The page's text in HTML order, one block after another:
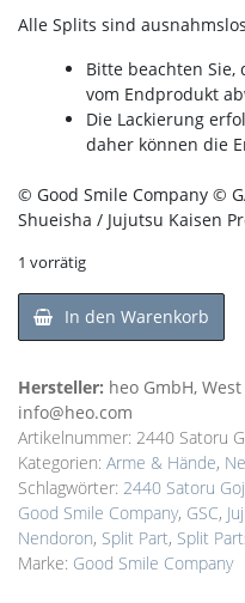
Alle Splits sind
Bitte beachten Sie,
vom Endprodukt
Die Lackierung
daher können die
© Good Smile Company ©
Shueisha / Jujutsu Kaisen
1 vorrätig
In den Warenkorb
Hersteller: heo GmbH,
info@heo.com
Artikelnummer: 2440 Satoru
Kategorien: Arme & Hände,
Schlagwörter: 2440 Satoru
Good Smile Company, GSC,
Nendoron, Split Part, Split
Marke: Good Smile Company